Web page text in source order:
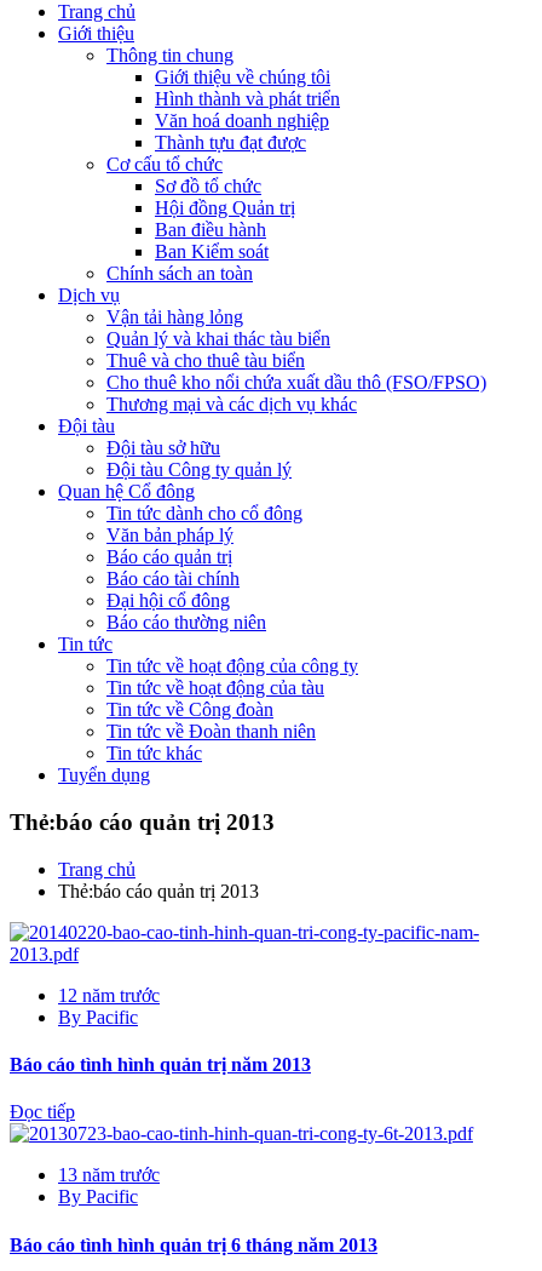
Trang chủ
Giới thiệu
Thông tin chung
Giới thiệu về chúng tôi
Hình thành và phát triển
Văn hoá doanh nghiệp
Thành tựu đạt được
Cơ cấu tổ chức
Sơ đồ tổ chức
Hội đồng Quản trị
Ban điều hành
Ban Kiểm soát
Chính sách an toàn
Dịch vụ
Vận tải hàng lỏng
Quản lý và khai thác tàu biển
Thuê và cho thuê tàu biển
Cho thuê kho nổi chứa xuất dầu thô (FSO/FPSO)
Thương mại và các dịch vụ khác
Đội tàu
Đội tàu sở hữu
Đội tàu Công ty quản lý
Quan hệ Cổ đông
Tin tức dành cho cổ đông
Văn bản pháp lý
Báo cáo quản trị
Báo cáo tài chính
Đại hội cổ đông
Báo cáo thường niên
Tin tức
Tin tức về hoạt động của công ty
Tin tức về hoạt động của tàu
Tin tức về Công đoàn
Tin tức về Đoàn thanh niên
Tin tức khác
Tuyển dụng
Thẻ:báo cáo quản trị 2013
Trang chủ
Thẻ:báo cáo quản trị 2013
12 năm trước
By Pacific
Báo cáo tình hình quản trị năm 2013
Đọc tiếp
13 năm trước
By Pacific
Báo cáo tình hình quản trị 6 tháng năm 2013